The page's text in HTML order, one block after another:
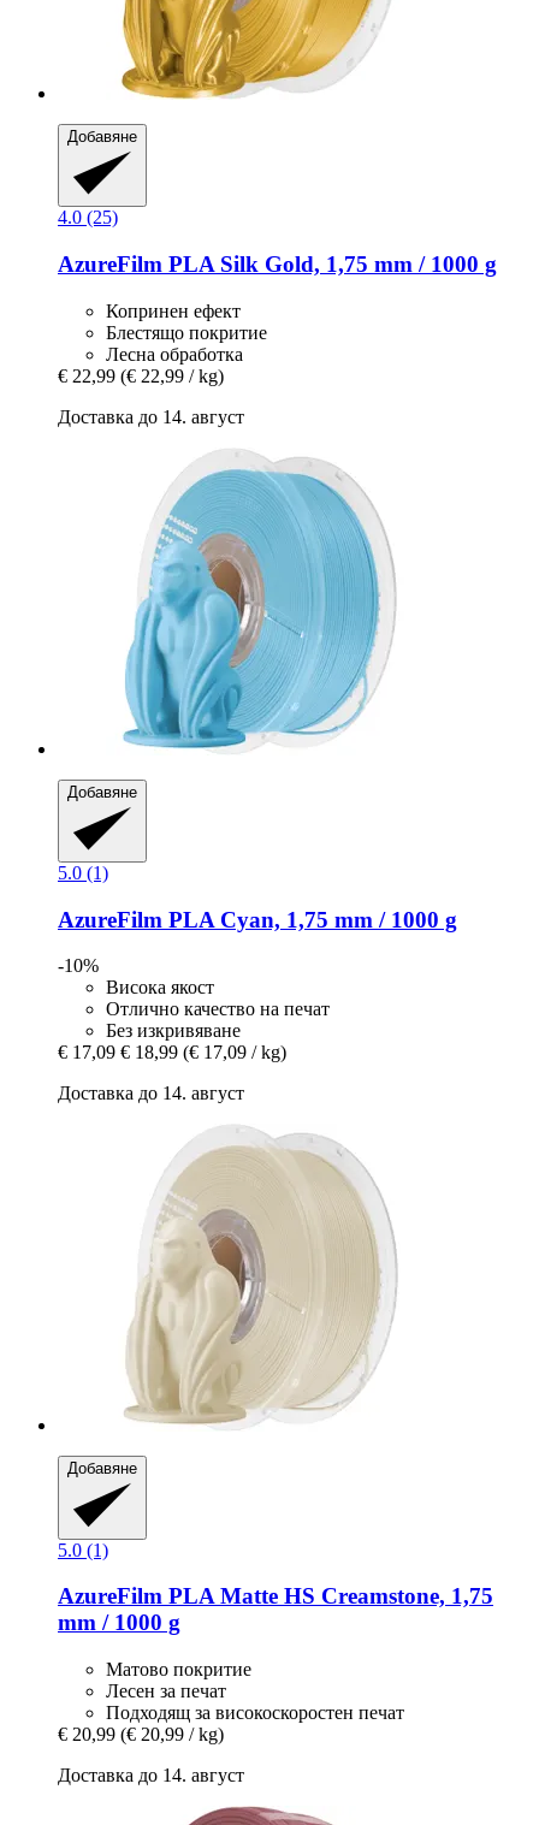
Добавяне
4.0 (25)
AzureFilm PLA Silk Gold, 1,75 mm / 1000 g
Копринен ефект
Блестящо покритие
Лесна обработка
€ 22,99 (€ 22,99 / kg)
Доставка до 14. август
Добавяне
5.0 (1)
AzureFilm PLA Cyan, 1,75 mm / 1000 g
-10%
Висока якост
Отлично качество на печат
Без изкривяване
€ 17,09 € 18,99 (€ 17,09 / kg)
Доставка до 14. август
Добавяне
5.0 (1)
AzureFilm PLA Matte HS Creamstone, 1,75
mm / 1000 g
Матово покритие
Лесен за печат
Подходящ за високоскоростен печат
€ 20,99 (€ 20,99 / kg)
Доставка до 14. август